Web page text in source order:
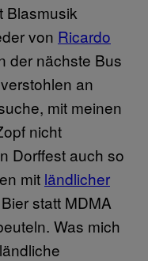
Blasmusik
von Ricardo
der nächste Bus
an
mit meinen
nicht
Dorffest auch so
mit ländlicher
statt MDMA
Was mich